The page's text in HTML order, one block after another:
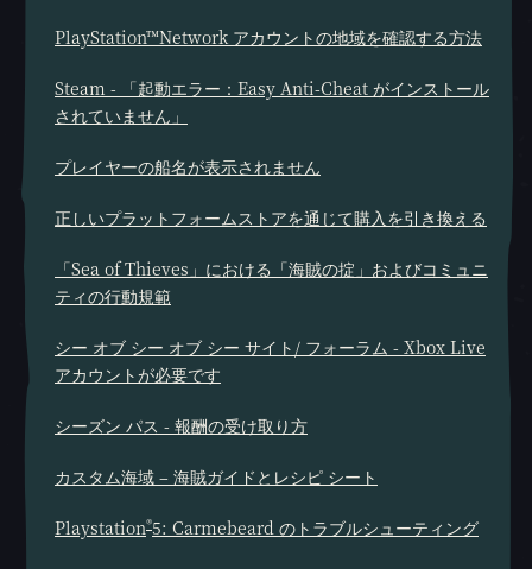
PlayStation™Network アカウントの地域を確認する方法
Steam - 「起動エラー：Easy Anti-Cheat がインストール
されていません」
プレイヤーの船名が表示されません
正しいプラットフォームストアを通じて購入を引き換える
「Sea of Thieves」における「海賊の掟」およびコミュニ
ティの行動規範
シー オブ シー オブ シー サイト/ フォーラム - Xbox Live
アカウントが必要です
シーズン パス - 報酬の受け取り方
カスタム海域 – 海賊ガイドとレシピ シート
Playstation®5: Carmebeard のトラブルシューティング